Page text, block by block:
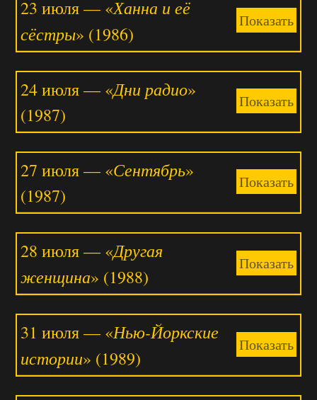
23 июля — «Ханна и её
сёстры» (1986)
Показать
24 июля — «Дни радио»
(1987)
Показать
27 июля — «Сентябрь»
(1987)
Показать
28 июля — «Другая
женщина» (1988)
Показать
31 июля — «Нью-Йоркские
истории» (1989)
Показать